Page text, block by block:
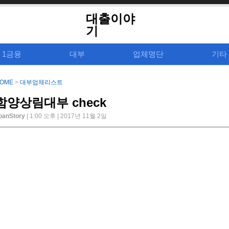
대출이야
기
1금융 대부 업체명단 기타
> 대부업체리스트
양상림대부 check
| 1:00 오후 | 2017년 11월 2일